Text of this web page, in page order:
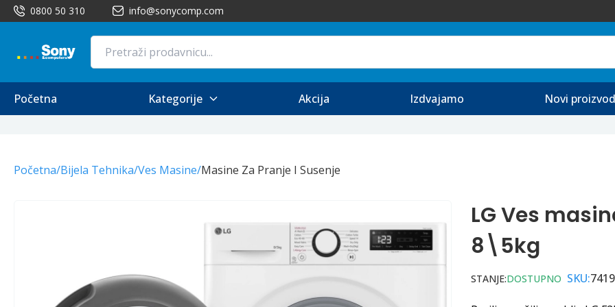
0800 50 310 info@sonycomp.com
Početna
Kategorije Akcija Izdvajamo Novi
Početna/Bijela Tehnika/Ves Masine/Masine Za Pranje I Susenje
LG Ves
8\5kg
STANJE:DOSTUPNO SKU:7419